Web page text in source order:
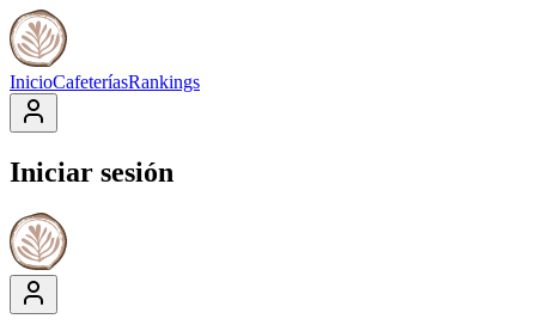
InicioCafeteríasRankings
Iniciar sesión